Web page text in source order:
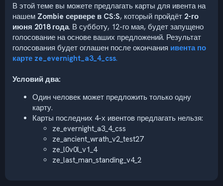
В этой теме вы можете предлагать карты для ивента на
нашем Zombie сервере в CS:S, который пройдёт 2-го
июня 2018 года. В субботу, 12-го мая, будет запущено
голосование на основе ваших предложений. Результат
голосования будет оглашен после окончания ивента по
карте ze_evernight_a3_4_css.
Условий два:
Один человек может предложить только одну
карту.
Карты последних 4-х ивентов предлагать нельзя:
ze_evernight_a3_4_css
ze_ancient_wrath_v2_test27
ze_l0v0l_v1_4
ze_last_man_standing_v4_2